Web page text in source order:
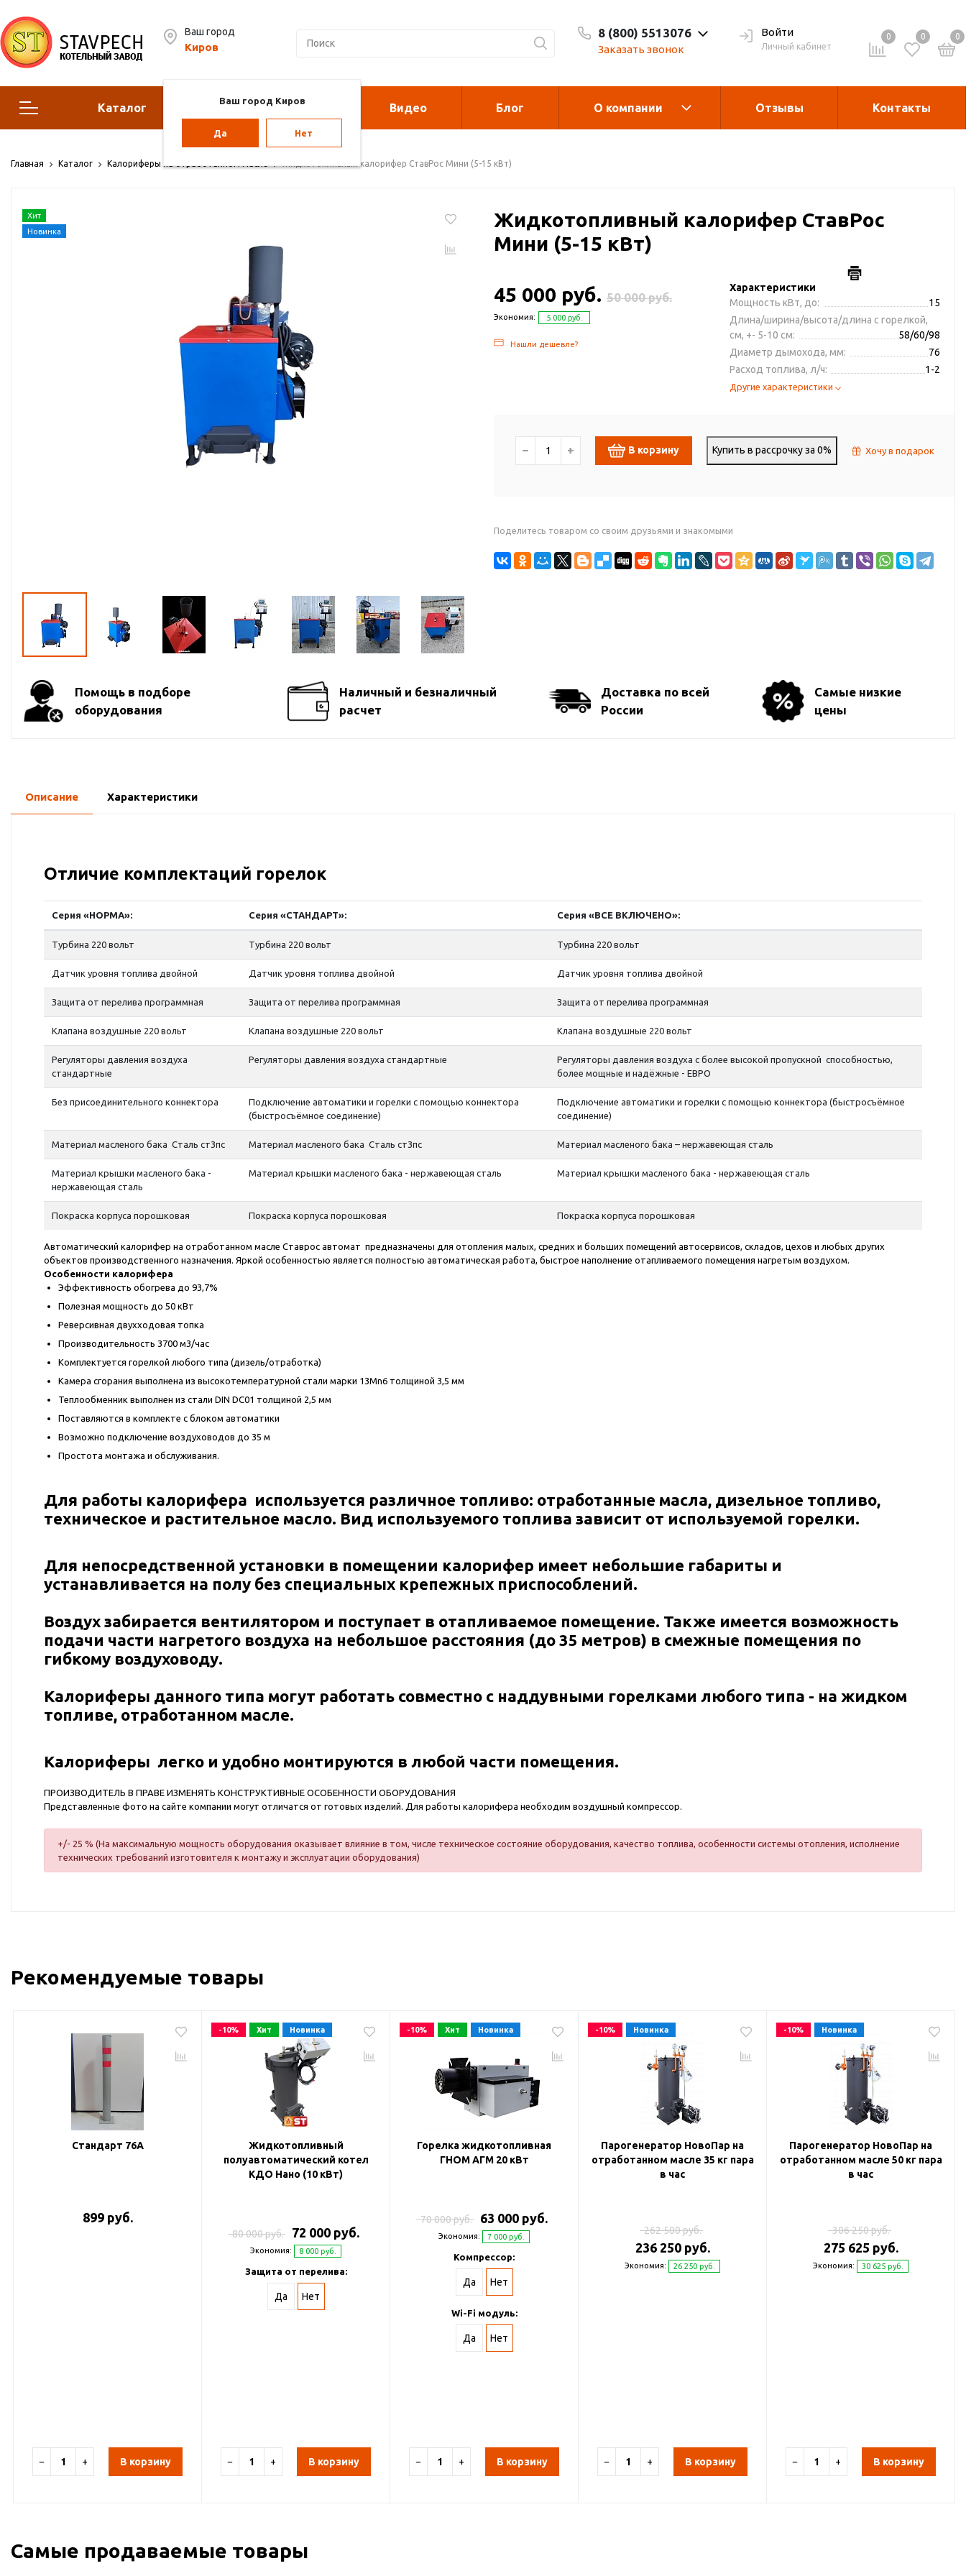
Ваш город
Киров
Ваш город Киров
Да Нет
8 (800) 5513076
Заказать звонок
Войти
Личный кабинет
0 0 0
Каталог
Отопительные котлы Горелки
Печи для сжигания
мусора
комплектующие
Дробилка для виногрда
Сервис Видео Блог О компании Отзывы Контакты
Главная Каталог Калориферы на отработанном масле Жидкотопливный калорифер СтавРос Мини (5-15 кВт)
Хит
Новинка
Жидкотопливный калорифер СтавРос
Мини (5-15 кВт)
45 000 руб. 50 000 руб.
Экономия: 5 000 руб.
Нашли дешевле?
Характеристики
Мощность кВт, до:
15
Длина/ширина/высота/длина с горелкой,
см, +- 5-10 см:
58/60/98
Диаметр дымохода, мм:
76
Расход топлива, л/ч:
1-2
Другие характеристики
− + В корзину Купить в рассрочку за 0% Хочу в подарок
Поделитесь товаром со своим друзьями и знакомыми
Помощь в подборе
оборудования
Наличный и безналичный
расчет
Доставка по всей
России
Самые низкие
цены
Описание Характеристики
Отличие комплектаций горелок
Серия «НОРМА»: Серия «СТАНДАРТ»: Серия «ВСЕ ВКЛЮЧЕНО»:
Турбина 220 вольт Турбина 220 вольт Турбина 220 вольт
Датчик уровня топлива двойной Датчик уровня топлива двойной Датчик уровня топлива двойной
Защита от перелива программная Защита от перелива программная Защита от перелива программная
Клапана воздушные 220 вольт Клапана воздушные 220 вольт Клапана воздушные 220 вольт
Регуляторы давления воздуха
стандартные
Регуляторы давления воздуха стандартные
Регуляторы давления воздуха с более высокой пропускной способностью,
более мощные и надёжные - ЕВРО
Без присоединительного коннектора
Подключение автоматики и горелки с помощью коннектора
(быстросъёмное соединение)
Подключение автоматики и горелки с помощью коннектора (быстросъёмное
соединение)
Материал масленого бака Сталь ст3пс Материал масленого бака Сталь ст3пс Материал масленого бака – нержавеющая сталь
Материал крышки масленого бака -
нержавеющая сталь
Материал крышки масленого бака - нержавеющая сталь Материал крышки масленого бака - нержавеющая сталь
Покраска корпуса порошковая Покраска корпуса порошковая Покраска корпуса порошковая
Автоматический калорифер на отработанном масле Ставрос автомат предназначены для отопления малых, средних и больших помещений автосервисов, складов, цехов и любых других
объектов производственного назначения. Яркой особенностью является полностью автоматическая работа, быстрое наполнение отапливаемого помещения нагретым воздухом.
Особенности калорифера
Эффективность обогрева до 93,7%
Полезная мощность до 50 кВт
Реверсивная двухходовая топка
Производительность 3700 м3/час
Комплектуется горелкой любого типа (дизель/отработка)
Камера сгорания выполнена из высокотемпературной стали марки 13Mn6 толщиной 3,5 мм
Теплообменник выполнен из стали DIN DС01 толщиной 2,5 мм
Поставляются в комплекте с блоком автоматики
Возможно подключение воздуховодов до 35 м
Простота монтажа и обслуживания.
Для работы калорифера используется различное топливо: отработанные масла, дизельное топливо,
техническое и растительное масло. Вид используемого топлива зависит от используемой горелки.
Для непосредственной установки в помещении калорифер имеет небольшие габариты и
устанавливается на полу без специальных крепежных приспособлений.
Воздух забирается вентилятором и поступает в отапливаемое помещение. Также имеется возможность
подачи части нагретого воздуха на небольшое расстояния (до 35 метров) в смежные помещения по
гибкому воздуховоду.
Калориферы данного типа могут работать совместно с наддувными горелками любого типа - на жидком
топливе, отработанном масле.
Калориферы легко и удобно монтируются в любой части помещения.
ПРОИЗВОДИТЕЛЬ В ПРАВЕ ИЗМЕНЯТЬ КОНСТРУКТИВНЫЕ ОСОБЕННОСТИ ОБОРУДОВАНИЯ
Представленные фото на сайте компании могут отличатся от готовых изделий. Для работы калорифера необходим воздушный компрессор.
+/- 25 % (На максимальную мощность оборудования оказывает влияние в том, числе техническое состояние оборудования, качество топлива, особенности системы отопления, исполнение
технических требований изготовителя к монтажу и эксплуатации оборудования)
Рекомендуемые товары
Стандарт 76А
899 руб.
− + В корзину
-10% Хит Новинка
Жидкотопливный
полуавтоматический котел
КДО Нано (10 кВт)
80 000 руб. 72 000 руб.
Экономия: 8 000 руб.
Защита от перелива:
Да Нет
− + В корзину
-10% Хит Новинка
Горелка жидкотопливная
ГНОМ АГМ 20 кВт
70 000 руб. 63 000 руб.
Экономия: 7 000 руб.
Компрессор:
Да Нет
Wi-Fi модуль:
Да Нет
− + В корзину
-10% Новинка
Парогенератор НовоПар на
отработанном масле 35 кг пара
в час
262 500 руб.
236 250 руб.
Экономия: 26 250 руб.
− + В корзину
-10% Новинка
Парогенератор НовоПар на
отработанном масле 50 кг пара
в час
306 250 руб.
275 625 руб.
Экономия: 30 625 руб.
− + В корзину
Самые продаваемые товары